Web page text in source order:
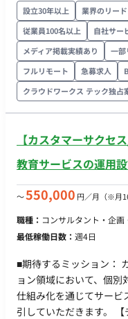
ザイン制作・素材生成の効率化 ■期待するミッシ
こいい」だけではなく、
バージョン（CV）する
両立しながらプロダクト
■業務内容・担当工程：
改修、およびLPO（コン
Google、Xなどの各種広
作 ・広告運用担当者や
Midjourney等の生成AIツ
成の効率化 ■開発環境： ・プログラミング言語・FW・DB・イ
ンフラ：Figma,
Midjourney, Adobe
HTML, CSS) ・
設立30年以上
業界のリー
従業員100名以上
自社サー
メディア掲載実績あり
一部
フルリモート
急募求人
クラウドワークス テック独占
【カスタマーサクセ
教育サービスの運用
〜550,000 円／月 （※月
職種： コンサルタント・企画
最低稼働日数： 週4日
■期待するミッション：
ョン領域において、個別
仕組み化を通じてサービ
引していただきます。 【チームマネジメント・運用設計】 ・メ